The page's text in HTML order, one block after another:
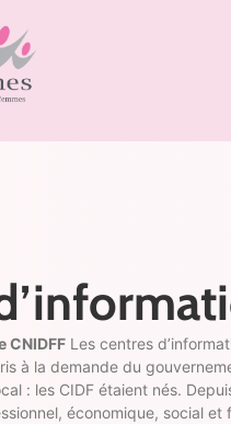
CNIDFF Les centres
à la demande du
: les CIDF étaient nés.
économique, social